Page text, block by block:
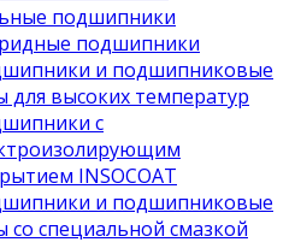
подшипники
подшипники
и подшипниковые
для высоких температур
с
INSOCOAT
и подшипниковые
со специальной смазкой